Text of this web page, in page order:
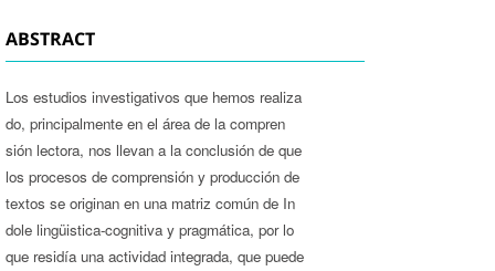
ABSTRACT
Los estudios investigativos que hemos realiza­
do, principalmente en el área de la compren­
sión lectora, nos llevan a la conclusión de que
los procesos de comprensión y producción de
textos se originan en una matriz común de In­
dole lingüistica-cognitiva y pragmática, por lo
que residía una actividad integrada, que puede